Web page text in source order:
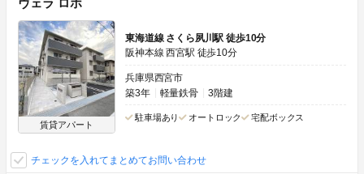
ヴェラ ロホ
賃貸アパート
東海道線 さくら夙川駅 徒歩10分
阪神本線 西宮駅 徒歩10分
兵庫県西宮市
築3年
軽量鉄骨 3階建
駐車場あり オートロック 宅配ボックス
チェックを入れてまとめてお問い合わせ